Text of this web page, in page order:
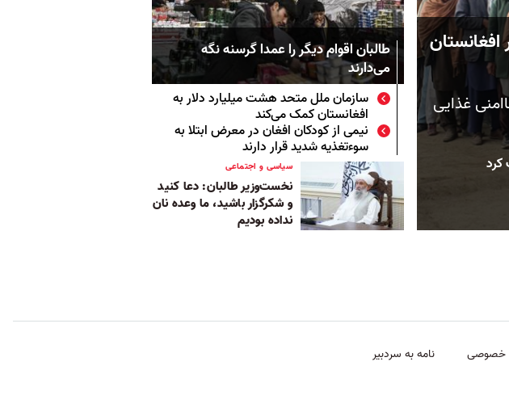
با ناامنی غذایی
طالبان اقوام دیگر را عمدا گرسنه نگه
می‌دارند
سازمان ملل متحد هشت میلیارد دلار به
افغانستان کمک می‌کند
نیمی از کودکان افغان در معرض ابتلا به
سوءتغذیه شدید قرار دارند
سیاسی و اجتماعی
نخست‌وزیر طالبان: دعا کنید
و شکرگزار باشید، ما وعده نان
نداده بودیم
خصوصی نامه به سردبیر